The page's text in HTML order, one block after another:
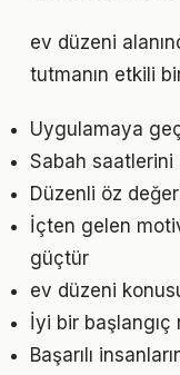
ev düzeni
tutmanın etkili
Uygulamaya
Sabah saatlerini
Düzenli öz
İçten gelen
güçtür
ev düzeni
İyi bir
Başarılı